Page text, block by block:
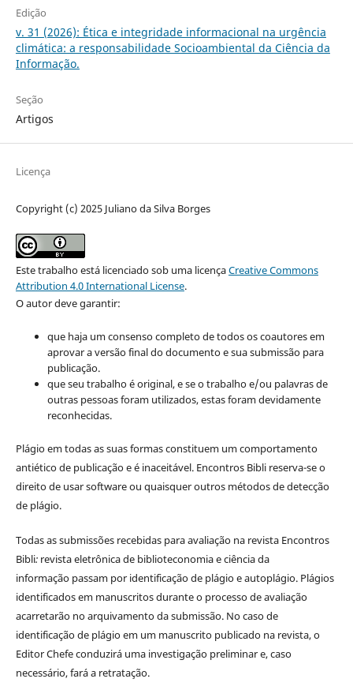
Edição
v. 31 (2026): Ética e integridade informacional na urgência
climática: a responsabilidade Socioambiental da Ciência da
Informação.
Seção
Artigos
Licença
Copyright (c) 2025 Juliano da Silva Borges
Este trabalho está licenciado sob uma licençaCreative Commons
Attribution 4.0 International License.
O autor deve garantir:
que haja um consenso completo de todos os coautores em
aprovar a versão final do documento e sua submissão para
publicação.
que seu trabalho é original, e se o trabalho e/ou palavras de
outras pessoas foram utilizados, estas foram devidamente
reconhecidas.
Plágio em todas as suas formas constituem um comportamento
antiético de publicação e é inaceitável. Encontros Bibli reserva-se o
direito de usar software ou quaisquer outros métodos de detecção
de plágio.
Todas as submissões recebidas para avaliação na revista Encontros
Bibli: revista eletrônica de biblioteconomia e ciência da
informaçãopassam por identificação de plágio e autoplágio. Plágios
identificados em manuscritos durante o processo de avaliação
acarretarão no arquivamento da submissão. No caso de
identificação de plágio em um manuscrito publicado na revista, o
Editor Chefe conduzirá uma investigação preliminar e, caso
necessário, fará a retratação.